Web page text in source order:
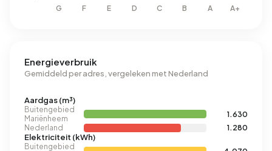
Energieverbruik
Gemiddeld per adres, vergeleken met Nederland
Aardgas (m³)
Buitengebied
Mariënheem
1.630
Nederland
1.280
Elektriciteit (kWh)
Buitengebied